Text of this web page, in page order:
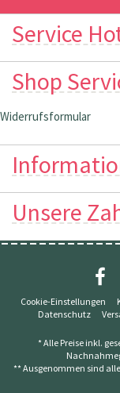
Service
Shop
Widerrufsformular
Unsere
Cookie-Einstellungen
Datenschutz
* Alle Preise inkl.
** Ausgenommen sind